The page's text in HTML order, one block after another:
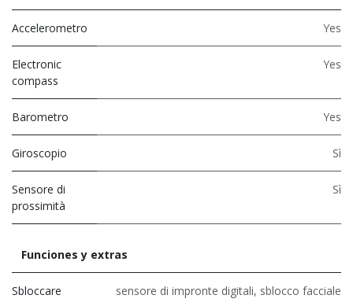
Accelerometro Yes
Electronic
compass
Yes
Barometro Yes
Giroscopio Sì
Sensore di
prossimità
Sì
Funciones y extras
Sbloccare sensore di impronte digitali, sblocco facciale